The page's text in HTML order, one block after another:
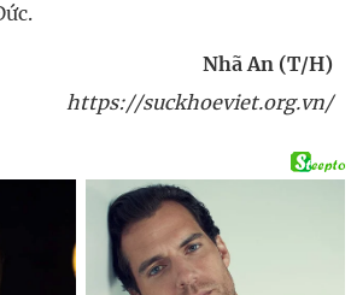
Nhã An (T/H)
https://suckhoeviet.org.vn/